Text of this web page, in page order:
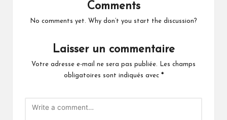
Comments
No comments yet. Why don’t you start the discussion?
Laisser un commentaire
Votre adresse e-mail ne sera pas publiée.
Les champs
obligatoires sont indiqués avec *